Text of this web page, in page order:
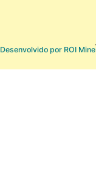
Desenvolvido por ROI Mine